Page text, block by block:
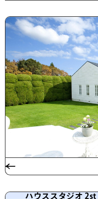
ハウススタジオ 2st